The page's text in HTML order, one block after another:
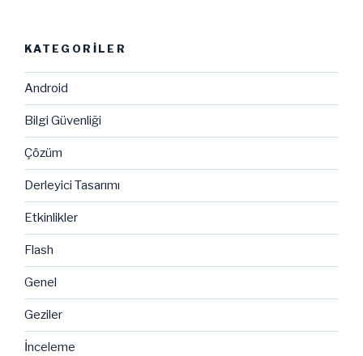
KATEGORILER
Android
Bilgi Güvenliği
Çözüm
Derleyici Tasarımı
Etkinlikler
Flash
Genel
Geziler
İnceleme